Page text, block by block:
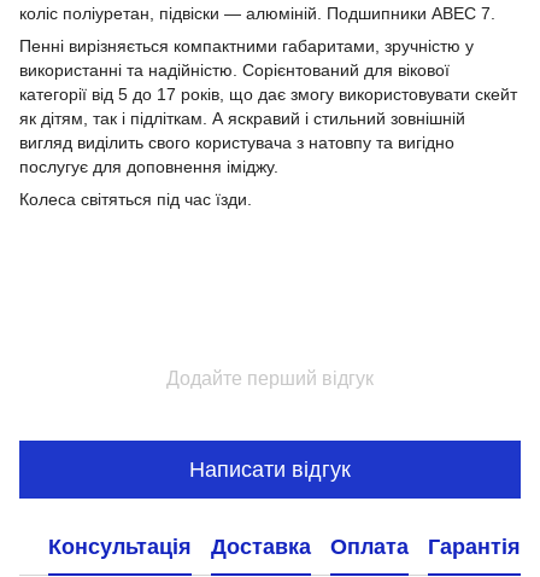
коліс поліуретан, підвіски — алюміній. Подшипники ABEC 7.
Пенні вирізняється компактними габаритами, зручністю у
використанні та надійністю. Сорієнтований для вікової
категорії від 5 до 17 років, що дає змогу використовувати скейт
як дітям, так і підліткам. А яскравий і стильний зовнішній
вигляд виділить свого користувача з натовпу та вигідно
послугує для доповнення іміджу.
Колеса світяться під час їзди.
Додайте перший відгук
Написати відгук
Консультація Доставка Оплата Гарантія